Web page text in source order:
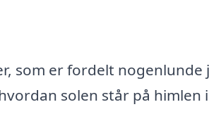
som er fordelt
solen står på himlen